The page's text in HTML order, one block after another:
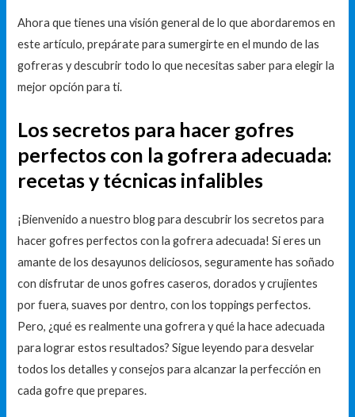
Ahora que tienes una visión general de lo que abordaremos en
este artículo, prepárate para sumergirte en el mundo de las
gofreras y descubrir todo lo que necesitas saber para elegir la
mejor opción para ti.
Los secretos para hacer gofres
perfectos con la gofrera adecuada:
recetas y técnicas infalibles
¡Bienvenido a nuestro blog para descubrir los secretos para
hacer gofres perfectos con la gofrera adecuada! Si eres un
amante de los desayunos deliciosos, seguramente has soñado
con disfrutar de unos gofres caseros, dorados y crujientes
por fuera, suaves por dentro, con los toppings perfectos.
Pero, ¿qué es realmente una gofrera y qué la hace adecuada
para lograr estos resultados? Sigue leyendo para desvelar
todos los detalles y consejos para alcanzar la perfección en
cada gofre que prepares.